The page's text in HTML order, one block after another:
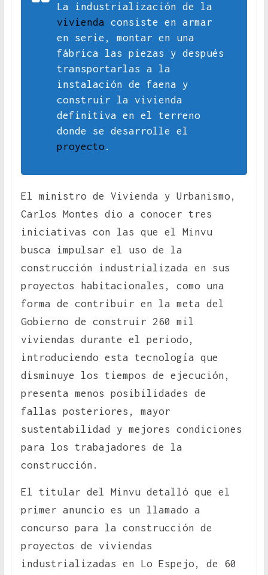
La industrialización de la
vivienda consiste en armar
en serie, montar en una
fábrica las piezas y después
transportarlas a la
instalación de faena y
construir la vivienda
definitiva en el terreno
donde se desarrolle el
proyecto .
El ministro de Vivienda y Urbanismo,
Carlos Montes dio a conocer tres
iniciativas con las que el Minvu
busca impulsar el uso de la
construcción industrializada en sus
proyectos habitacionales, como una
forma de contribuir en la meta del
Gobierno de construir 260 mil
viviendas durante el periodo,
introduciendo esta tecnología que
disminuye los tiempos de ejecución,
presenta menos posibilidades de
fallas posteriores, mayor
sustentabilidad y mejores condiciones
para los trabajadores de la
construcción.
El titular del Minvu detalló que el
primer anuncio es un llamado a
concurso para la construcción de
proyectos de viviendas
industrializadas en Lo Espejo, de 60